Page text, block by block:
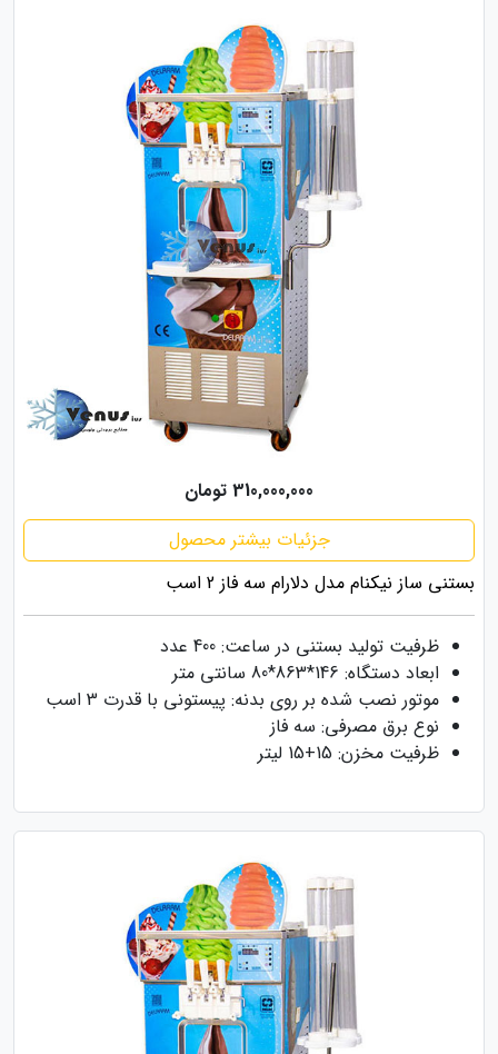
310,000,000 تومان
جزئیات بیشتر محصول
بستنی ساز نیکنام مدل دلارام سه فاز 2 اسب
ظرفیت تولید بستنی در ساعت: 400 عدد
ابعاد دستگاه: 146*863*80 سانتی متر
موتور نصب شده بر روی بدنه: پیستونی با قدرت 3 اسب
نوع برق مصرفی: سه فاز
ظرفیت مخزن: 15+15 لیتر